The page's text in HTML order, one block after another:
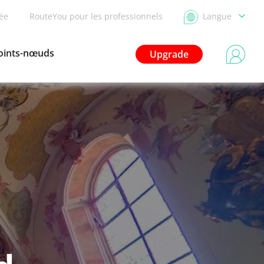
RouteYou pour les professionnels Langue
Upgrade
nœuds